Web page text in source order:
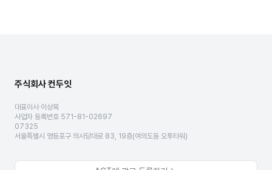
주식회사 컨두잇
대표이사 이상목
사업자 등록번호 571-81-02697
07325
서울특별시 영등포구 의사당대로 83, 19층(여의도동 오투타워)